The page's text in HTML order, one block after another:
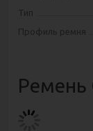
Тип
Профиль ремня
Ремень